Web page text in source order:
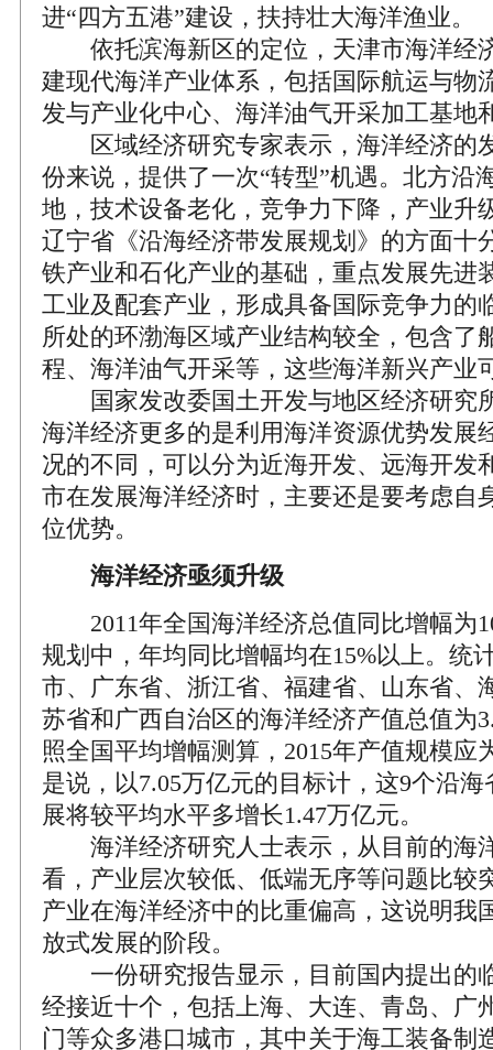
进“四方五港”建设，扶持壮大海洋渔业。
依托滨海新区的定位，天津市海洋经
建现代海洋产业体系，包括国际航运与物
发与产业化中心、海洋油气开采加工基地
区域经济研究专家表示，海洋经济的
份来说，提供了一次“转型”机遇。北方沿
地，技术设备老化，竞争力下降，产业升
辽宁省《沿海经济带发展规划》的方面十
铁产业和石化产业的基础，重点发展先进
工业及配套产业，形成具备国际竞争力的
所处的环渤海区域产业结构较全，包含了
程、海洋油气开采等，这些海洋新兴产业
国家发改委国土开发与地区经济研究
海洋经济更多的是利用海洋资源优势发展
况的不同，可以分为近海开发、远海开发
市在发展海洋经济时，主要还是要考虑自
位优势。
海洋经济亟须升级
2011年全国海洋经济总值同比增幅为
规划中，年均同比增幅均在15%以上。统
市、广东省、浙江省、福建省、山东省、
苏省和广西自治区的海洋经济产值总值为
照全国平均增幅测算，2015年产值规模应
是说，以7.05万亿元的目标计，这9个沿
展将较平均水平多增长1.47万亿元。
海洋经济研究人士表示，从目前的海
看，产业层次较低、低端无序等问题比较
产业在海洋经济中的比重偏高，这说明我
放式发展的阶段。
一份研究报告显示，目前国内提出的
经接近十个，包括上海、大连、青岛、广
门等众多港口城市，其中关于海工装备制